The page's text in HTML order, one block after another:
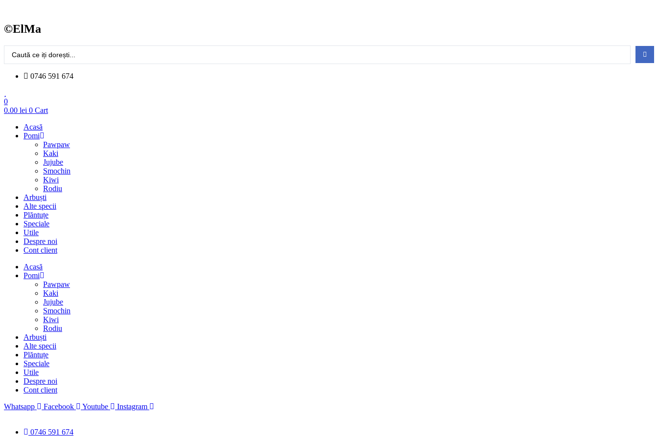
conținut
©ElMa
0746 591 674
0
0.00 lei 0 Cart
Acasă
Pomi
Pawpaw
Kaki
Jujube
Smochin
Kiwi
Rodiu
Arbuști
Alte specii
Plăntuțe
Speciale
Utile
Despre noi
Cont client
Acasă
Pomi
Pawpaw
Kaki
Jujube
Smochin
Kiwi
Rodiu
Arbuști
Alte specii
Plăntuțe
Speciale
Utile
Despre noi
Cont client
Whatsapp
Facebook Youtube Instagram
0746 591 674